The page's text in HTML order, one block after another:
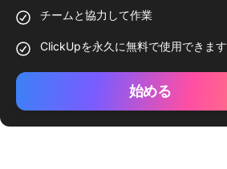
チームと協力して作業
ClickUpを永久に無料で使用できます
始める